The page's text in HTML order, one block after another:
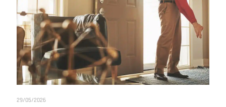
29/05/2026